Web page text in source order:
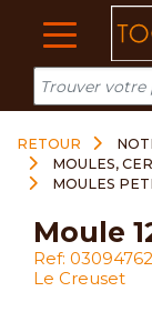
RETOUR
MOULES,
MOULES
moule
Ref:
Le Creuset
Cookies